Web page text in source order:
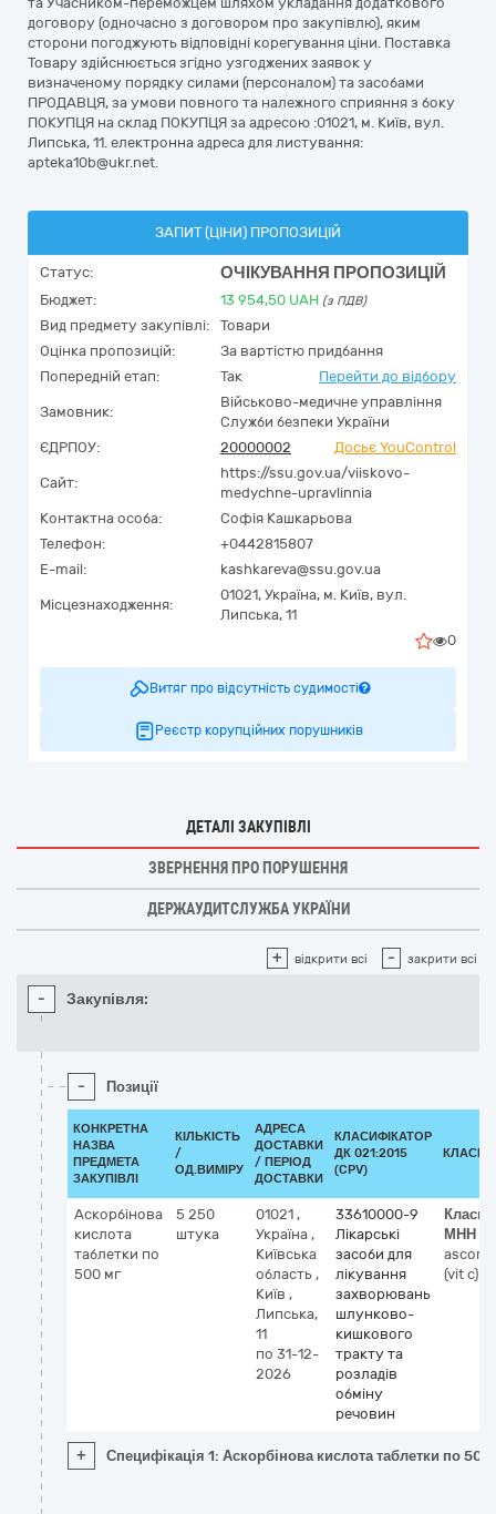
договору (одночасно з договором про закупівлю), яким
сторони погоджують відповідні корегування ціни. Поставка
Товару здійснюється згідно узгоджених заявок у
визначеному порядку силами (персоналом) та засобами
ПРОДАВЦЯ, за умови повного та належного сприяння з боку
ПОКУПЦЯ на склад ПОКУПЦЯ за адресою :01021, м. Київ, вул.
Липська, 11. електронна адреса для листування:
apteka10b@ukr.net.
ЗАПИТ (ЦІНИ) ПРОПОЗИЦІЙ
Статус: ОЧІКУВАННЯ ПРОПОЗИЦІЙ
Бюджет: 13 954,50 UAH (з ПДВ)
Вид предмету закупівлі:
Товари
Оцінка пропозицій:
За вартістю придбання
Попередній етап:
Так Перейти до відбору
Замовник:
Військово-медичне управління
Служби безпеки України
ЄДРПОУ:
20000002 Досьє YouControl
Сайт:
https://ssu.gov.ua/viiskovo-
medychne-upravlinnia
Контактна особа:
Софія Кашкарьова
Телефон:
+0442815807
E-mail:
kashkareva@ssu.gov.ua
Місцезнаходження:
01021, Україна, м. Київ, вул.
Липська, 11
0
Витяг про відсутність судимості
Реєстр корупційних порушників
ДЕТАЛІ ЗАКУПІВЛІ
ЗВЕРНЕННЯ ПРО ПОРУШЕННЯ
ДЕРЖАУДИТСЛУЖБА УКРАЇНИ
+ відкрити всі - закрити всі
- Закупівля:
- Позиції
КОНКРЕТНА
НАЗВА
ПРЕДМЕТА
ЗАКУПІВЛІ
КІЛЬКІСТЬ
/
ОД.ВИМІРУ
АДРЕСА
ДОСТАВКИ
/ ПЕРІОД
ДОСТАВКИ
КЛАСИФІКАТОР
ДК 021:2015
(CPV)
Аскорбінова
кислота
таблетки по
500 мг
5 250
штука
01021 ,
Україна ,
Київська
область ,
Київ ,
Липська,
11
по 31-12-
2026
33610000-9
Лікарські
засоби для
лікування
захворювань
шлунково-
кишкового
тракту та
розладів
обміну
речовин
МНН
(vit c)
+ Специфікація 1: Аскорбінова кислота таблетки по 500